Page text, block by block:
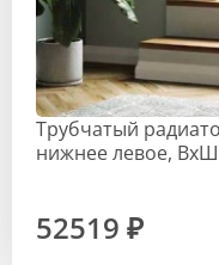
Трубчатый
нижнее левое,
52519 ₽